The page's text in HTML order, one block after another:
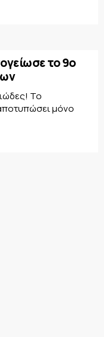
το 9ο
Το
μόνο